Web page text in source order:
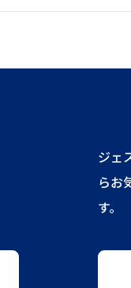
ジェ
らお
す。